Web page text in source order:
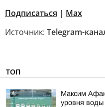
Подписаться | Мах
Источник: Telegram-
ТОП
Максим
уровня воды